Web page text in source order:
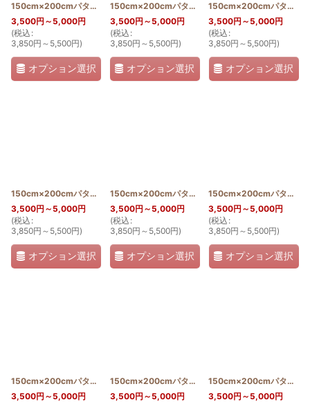
150cm×200cmパターン(ティアレ) [PATTERN_T150_200_TIA]
3,500円 ～5,000円
(税込 :
3,850円 ～5,500円)
オプション選択
150cm×200cmパターン(ハイビスカスとグァバ)
3,500円 ～5,000円
(税込 :
3,850円 ～5,500円)
オプション選択
150cm×200cmパターン(ホンコンオーキッドとバードオブパラダイス)
3,500円 ～5,000円
(税込 :
3,850円 ～5,500円)
オプション選択
150cm×200cmパターン(モンステラ＆ラウアエ) PATTERN_T150_200_MON
3,500円 ～5,000円
(税込 :
3,850円 ～5,500円)
オプション選択
150cm×200cmパターン(プアケニケニ＆エンゼルストランペット)
3,500円 ～5,000円
(税込 :
3,850円 ～5,500円)
オプション選択
150cm×200cmパターン(サンフラワー)
3,500円 ～5,000円
(税込 :
3,850円 ～5,500円)
オプション選択
150cm×200cmパターン(プルメリア) [PATTERN_T150_200_PUL]
3,500円 ～5,000円
150cm×200cmパターン(イリマ) [
3,500円 ～5,000円
150cm×200cmパターン(トーチジンジャー)
3,500円 ～5,000円